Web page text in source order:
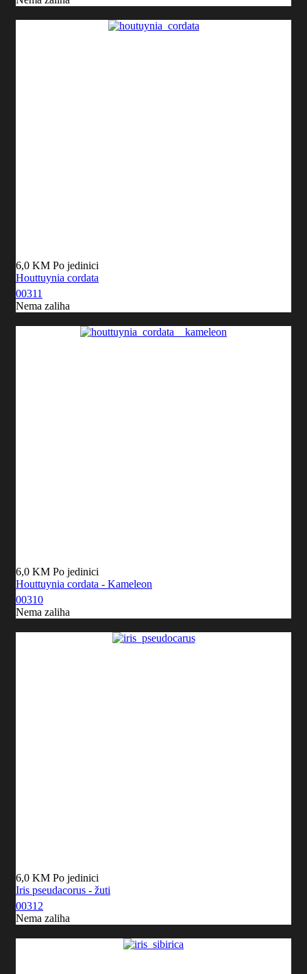
6,0 KM Po jedinici
Houttuynia cordata
00311
Nema zaliha
6,0 KM Po jedinici
Houttuynia cordata - Kameleon
00310
Nema zaliha
6,0 KM Po jedinici
Iris pseudacorus - žuti
00312
Nema zaliha